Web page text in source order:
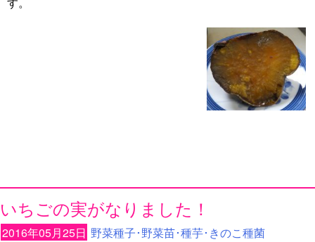
いちごの実がなりました！
2016年05月25日 野菜種子･野菜苗･種芋･きのこ種菌